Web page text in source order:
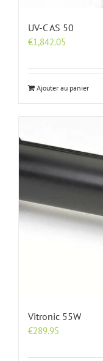
UV-C AS 50
€1,842.05
Ajouter au panier
Vitronic 55W
€289.95